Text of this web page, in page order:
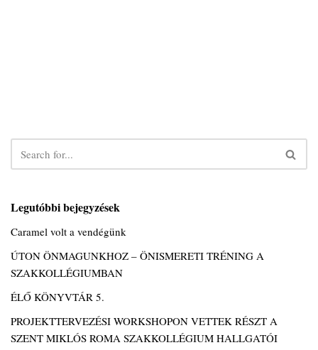
Legutóbbi bejegyzések
Caramel volt a vendégünk
ÚTON ÖNMAGUNKHOZ – ÖNISMERETI TRÉNING A
SZAKKOLLÉGIUMBAN
ÉLŐ KÖNYVTÁR 5.
PROJEKTTERVEZÉSI WORKSHOPON VETTEK RÉSZT A
SZENT MIKLÓS ROMA SZAKKOLLÉGIUM HALLGATÓI